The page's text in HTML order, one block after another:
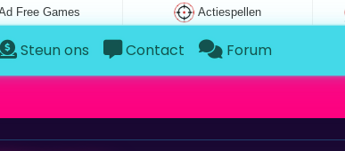
Free Games Actiespellen
Steun ons Contact Forum